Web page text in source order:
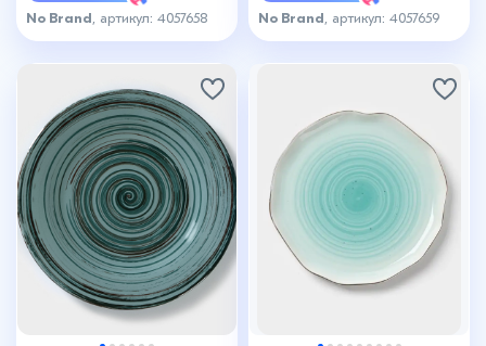
No Brand , артикул: 4057658 No Brand , артикул: 4057659